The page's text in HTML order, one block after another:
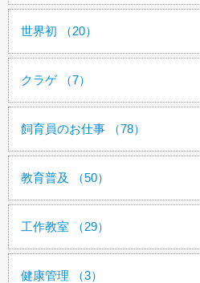
世界初 （20）
クラゲ （7）
飼育員のお仕事 （78）
教育普及 （50）
工作教室 （29）
健康管理 （3）